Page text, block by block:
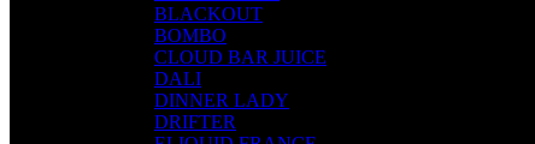
BLACKOUT
BOMBO
CLOUD BAR JUICE
DALI
DINNER LADY
DRIFTER